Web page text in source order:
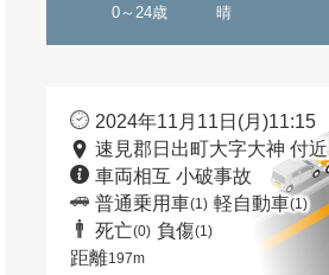
0～24歳 晴
2024年11月11日(月)11:15
速見郡日出町大字大神 付近
車両相互 小破事故
普通乗用車(1) 軽自動車(1)
死亡(0) 負傷(1)
距離197m